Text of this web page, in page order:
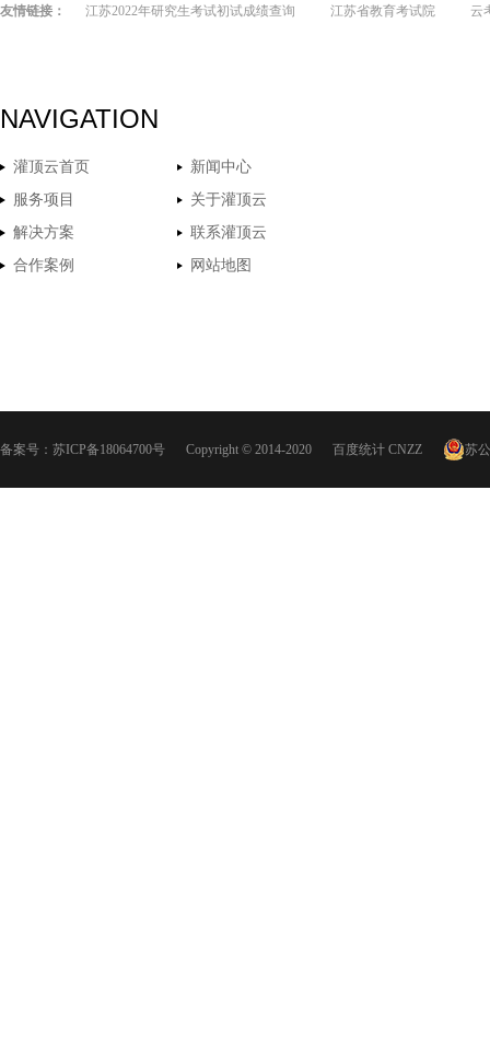
友情链接： 江苏2022年研究生考试初试成绩查询 江苏省教育考试院 云
NAVIGATION
灌顶云首页
新闻中心
服务项目
关于灌顶云
解决方案
联系灌顶云
合作案例
网站地图
备案号： 苏ICP备18064700号 Copyright © 2014-2020 百度统计 CNZZ 苏